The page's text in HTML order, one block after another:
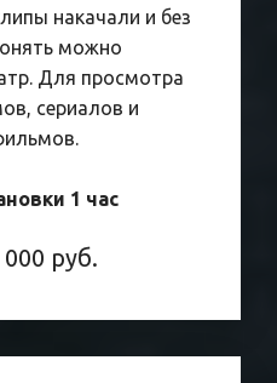
руб.
накачали и без
можно
Для просмотра
сериалов и
1 час